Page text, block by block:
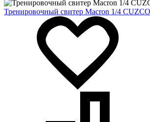
Тренировочный свитер Macron 1/4